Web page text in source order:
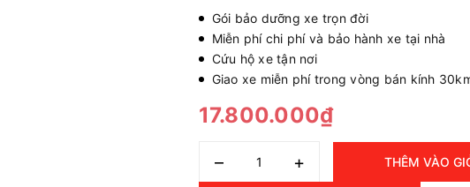
Gói bảo dưỡng xe trọn đời
Miễn phí chi phí và bảo hành xe tại nhà
Cứu hộ xe tận nơi
Giao xe miễn phí trong vòng bán kính
17.800.000₫
– + THÊM VÀO